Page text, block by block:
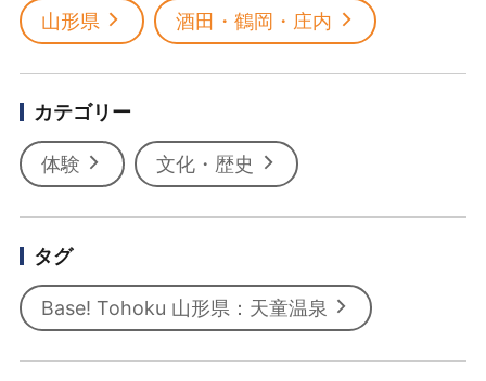
山形県 酒田・鶴岡・庄内
カテゴリー
体験 文化・歴史
タグ
Base! Tohoku 山形県：天童温泉